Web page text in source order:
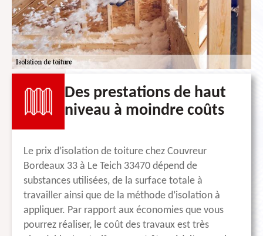
Des prestations de haut
niveau à moindre coûts
Le prix d’isolation de toiture chez Couvreur
Bordeaux 33 à Le Teich 33470 dépend de
substances utilisées, de la surface totale à
travailler ainsi que de la méthode d’isolation à
appliquer. Par rapport aux économies que vous
pourrez réaliser, le coût des travaux est très